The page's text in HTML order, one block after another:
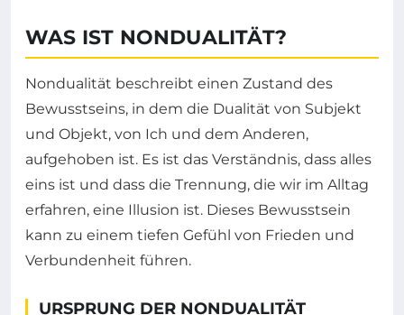
WAS IST NONDUALITÄT?
Nondualität beschreibt einen Zustand des
Bewusstseins, in dem die Dualität von Subjekt
und Objekt, von Ich und dem Anderen,
aufgehoben ist. Es ist das Verständnis, dass alles
eins ist und dass die Trennung, die wir im Alltag
erfahren, eine Illusion ist. Dieses Bewusstsein
kann zu einem tiefen Gefühl von Frieden und
Verbundenheit führen.
URSPRUNG DER NONDUALITÄT